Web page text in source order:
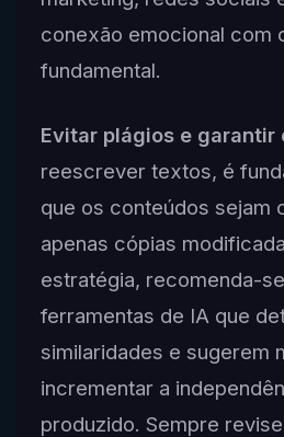
conexão emocional com
fundamental.
Evitar plágios e garantir
reescrever textos, é
que os conteúdos sejam
apenas cópias
estratégia, recomenda-
ferramentas de IA que
similaridades e sugerem
incrementar a
produzido. Sempre